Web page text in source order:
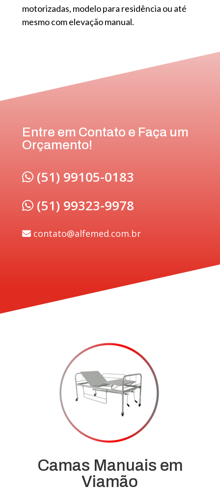
motorizadas, modelo para residência ou até
mesmo com elevação manual.
Entre em Contato e Faça um
Orçamento!
(51) 99105-0183
(51) 99323-9978
contato@alfemed.com.br
Camas Manuais em
Viamão